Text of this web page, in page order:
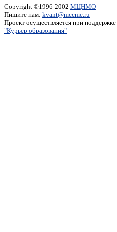
Copyright ©1996-2002 МЦНМО
Пишите нам: kvant@mccme.ru
Проект осуществляется при поддержке
"Курьер образования"